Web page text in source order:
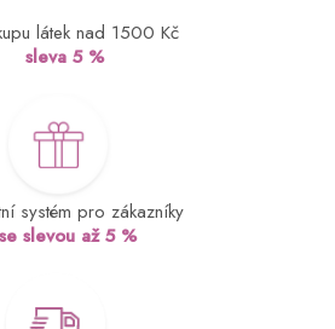
látek nad 1500 Kč
sleva 5 %
systém pro zákazníky
se slevou až 5 %